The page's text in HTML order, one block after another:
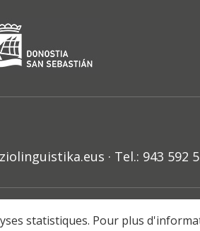
· Tel.: 943 592
statistiques. Pour plus